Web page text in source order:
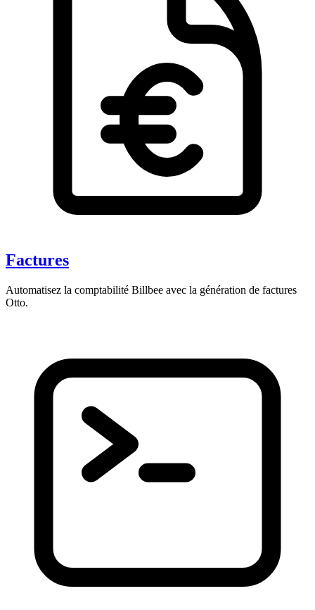
Factures
Automatisez la comptabilité Billbee avec la génération de factures
Otto.